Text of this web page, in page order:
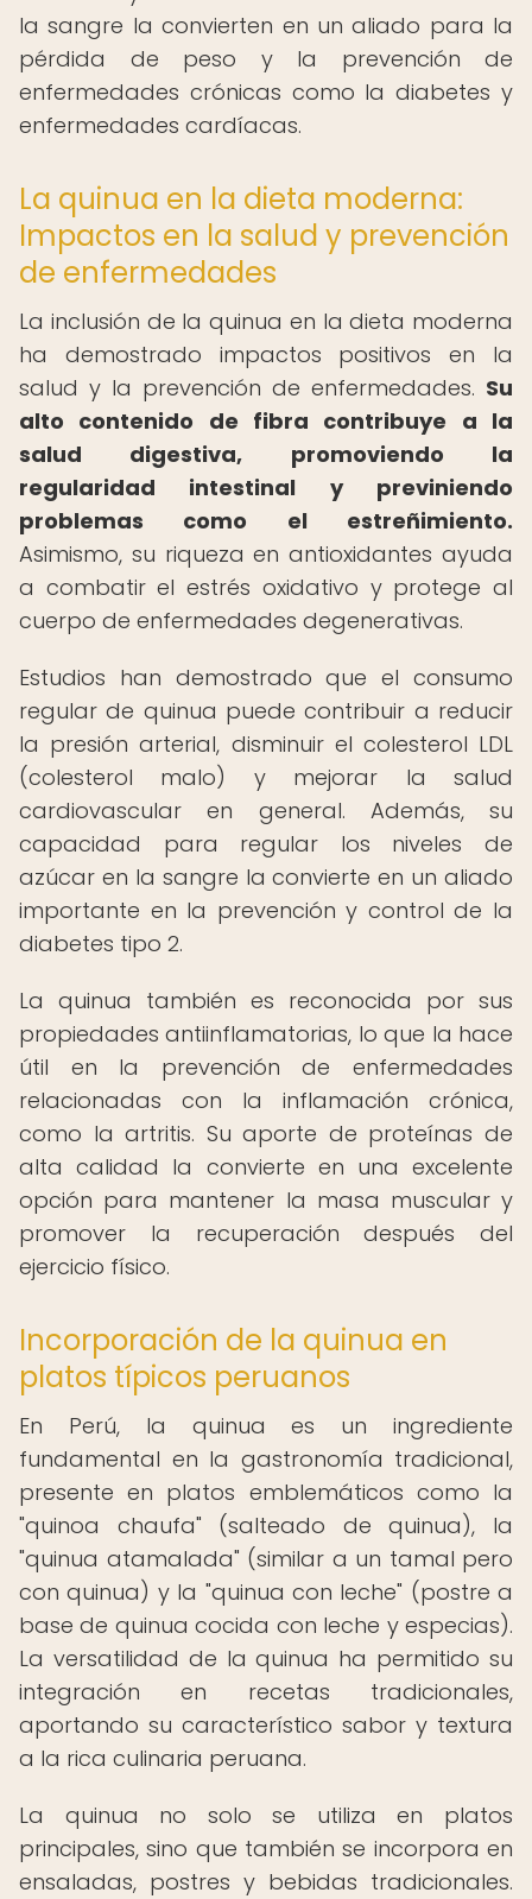
la sangre la convierten en un aliado para la
pérdida de peso y la prevención de
enfermedades crónicas como la diabetes y
enfermedades cardíacas.
La quinua en la dieta moderna:
Impactos en la salud y prevención
de enfermedades
La inclusión de la quinua en la dieta moderna
ha demostrado impactos positivos en la
salud y la prevención de enfermedades. Su
alto contenido de fibra contribuye a la
salud digestiva, promoviendo la
regularidad intestinal y previniendo
problemas como el estreñimiento.
Asimismo, su riqueza en antioxidantes ayuda
a combatir el estrés oxidativo y protege al
cuerpo de enfermedades degenerativas.
Estudios han demostrado que el consumo
regular de quinua puede contribuir a reducir
la presión arterial, disminuir el colesterol LDL
(colesterol malo) y mejorar la salud
cardiovascular en general. Además, su
capacidad para regular los niveles de
azúcar en la sangre la convierte en un aliado
importante en la prevención y control de la
diabetes tipo 2.
La quinua también es reconocida por sus
propiedades antiinflamatorias, lo que la hace
útil en la prevención de enfermedades
relacionadas con la inflamación crónica,
como la artritis. Su aporte de proteínas de
alta calidad la convierte en una excelente
opción para mantener la masa muscular y
promover la recuperación después del
ejercicio físico.
Incorporación de la quinua en
platos típicos peruanos
En Perú, la quinua es un ingrediente
fundamental en la gastronomía tradicional,
presente en platos emblemáticos como la
"quinoa chaufa" (salteado de quinua), la
"quinua atamalada" (similar a un tamal pero
con quinua) y la "quinua con leche" (postre a
base de quinua cocida con leche y especias).
La versatilidad de la quinua ha permitido su
integración en recetas tradicionales,
aportando su característico sabor y textura
a la rica culinaria peruana.
La quinua no solo se utiliza en platos
principales, sino que también se incorpora en
ensaladas, postres y bebidas tradicionales.